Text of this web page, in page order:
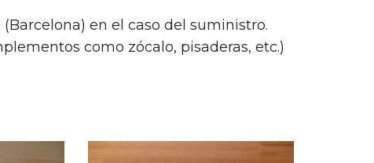
en el caso del suministro.
como zócalo, pisaderas, etc.)